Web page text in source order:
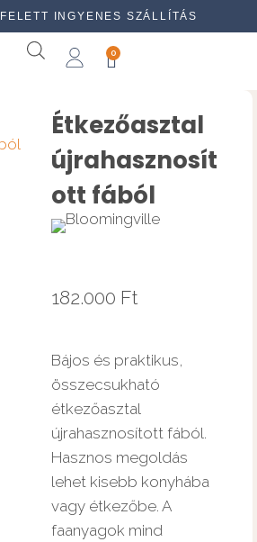
FELETT INGYENES SZÁLLÍTÁS
0
Étkezőasztal
újrahasznosít
ott fából
182.000 Ft
Bájos és praktikus,
összecsukható
étkezőasztal
újrahasznosított fából.
Hasznos megoldás
lehet kisebb konyhába
vagy étkezőbe. A
faanyagok mind